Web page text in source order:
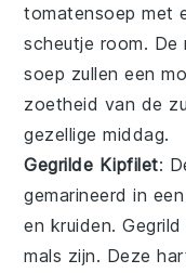
tomatensoep met
scheutje room. De
soep zullen een
zoetheid van de
gezellige middag.
Gegrilde Kipfilet:
gemarineerd in
en kruiden.
mals zijn. Deze